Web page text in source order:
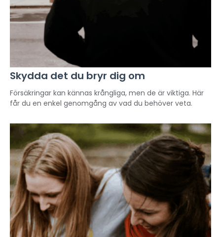
Skydda det du bryr dig om
Försäkringar kan kännas krångliga, men de är viktiga. Här
får du en enkel genomgång av vad du behöver veta.